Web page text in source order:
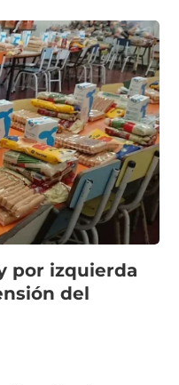
por izquierda
del